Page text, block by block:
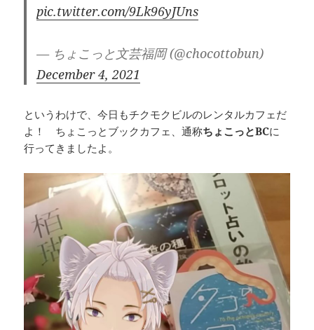
pic.twitter.com/9Lk96yJUns
— ちょこっと文芸福岡 (@chocottobun)
December 4, 2021
というわけで、今日もチクモクビルのレンタルカフェだ
よ！ ちょこっとブックカフェ、通称ちょこっとBCに
行ってきましたよ。